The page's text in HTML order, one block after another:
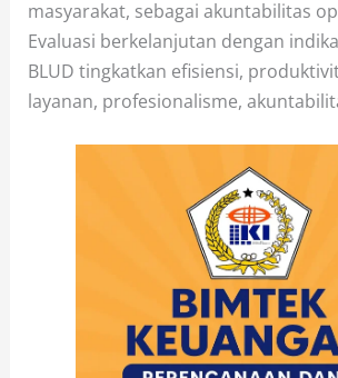
masyarakat, sebagai akuntabilitas
Evaluasi berkelanjutan dengan
BLUD tingkatkan efisiensi,
layanan, profesionalisme,